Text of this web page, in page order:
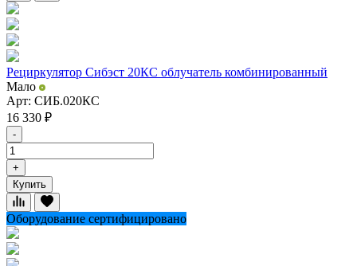
Рециркулятор Сибэст 20КС облучатель комбинированный
Мало
Арт: СИБ.020КС
16 330 ₽
-
+
Купить
Оборудование сертифицировано